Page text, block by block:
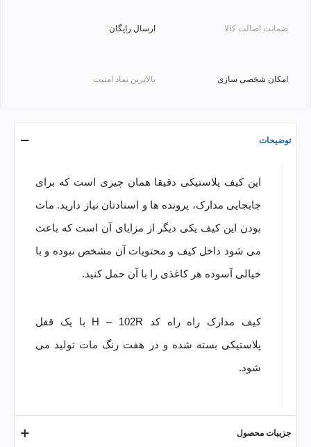
ضمانت اصالت کالا ارسال رایگان
امکان شخصی سازی بالاترین نماد امنیت
توضیحات
این کیف پلاستیکی دقیقا همان چیزی است که برای
جابجایی مدارک، پرونده ها و اسنادتان نیاز دارید. مات
بودن این کیف یکی دیگر از مزایای آن است که باعث
می شود داخل کیف و محتویات آن مشخص نبوده و با
خیالی آسوده هر کاغذی را با آن حمل کنید.
کیف مدارک راه راه کد H – 102R با یک قفل
پلاستیکی بسته شده و در هفت رنگ مات تولید می
شود.
جزییات محصول